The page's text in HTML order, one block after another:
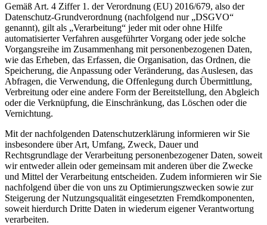
Gemäß Art. 4 Ziffer 1. der Verordnung (EU) 2016/679, also der
Datenschutz-Grundverordnung (nachfolgend nur „DSGVO“
genannt), gilt als „Verarbeitung“ jeder mit oder ohne Hilfe
automatisierter Verfahren ausgeführter Vorgang oder jede solche
Vorgangsreihe im Zusammenhang mit personenbezogenen Daten,
wie das Erheben, das Erfassen, die Organisation, das Ordnen, die
Speicherung, die Anpassung oder Veränderung, das Auslesen, das
Abfragen, die Verwendung, die Offenlegung durch Übermittlung,
Verbreitung oder eine andere Form der Bereitstellung, den Abgleich
oder die Verknüpfung, die Einschränkung, das Löschen oder die
Vernichtung.
Mit der nachfolgenden Datenschutzerklärung informieren wir Sie
insbesondere über Art, Umfang, Zweck, Dauer und
Rechtsgrundlage der Verarbeitung personenbezogener Daten, soweit
wir entweder allein oder gemeinsam mit anderen über die Zwecke
und Mittel der Verarbeitung entscheiden. Zudem informieren wir Sie
nachfolgend über die von uns zu Optimierungszwecken sowie zur
Steigerung der Nutzungsqualität eingesetzten Fremdkomponenten,
soweit hierdurch Dritte Daten in wiederum eigener Verantwortung
verarbeiten.